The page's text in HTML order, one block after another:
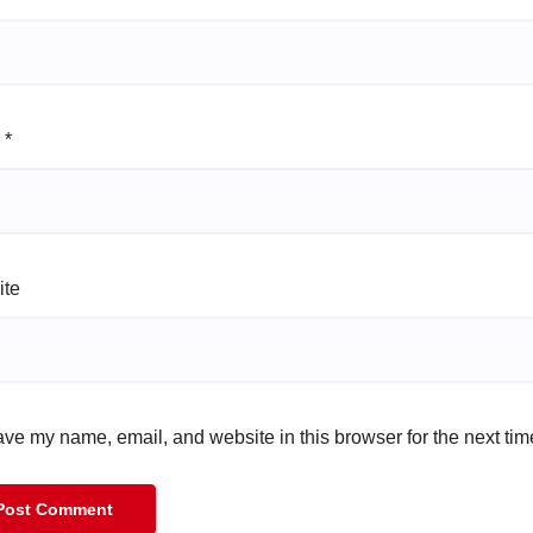
*
my name, email, and website in this browser for the next